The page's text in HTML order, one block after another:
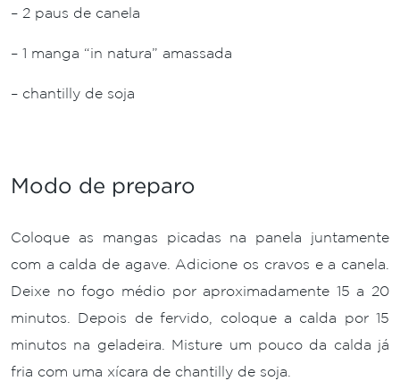
– 2 paus de canela
– 1 manga “in natura” amassada
– chantilly de soja
Modo de preparo
Coloque as mangas picadas na panela juntamente
com a calda de agave. Adicione os cravos e a canela.
Deixe no fogo médio por aproximadamente 15 a 20
minutos. Depois de fervido, coloque a calda por 15
minutos na geladeira. Misture um pouco da calda já
fria com uma xícara de chantilly de soja.